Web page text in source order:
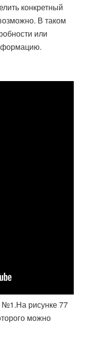
конкретный
В таком
или
№1.На рисунке 77
можно